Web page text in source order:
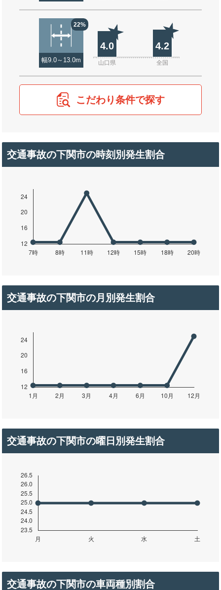
22%
幅9.0～13.0m
4.0 4.2
山口県 全国
こだわり条件で探す
交通事故の下関市の時刻別発生割合
交通事故の下関市の月別発生割合
交通事故の下関市の曜日別発生割合
交通事故の下関市の車両種別割合